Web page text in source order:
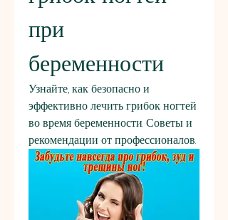
при
беременности
Узнайте, как безопасно и
эффективно лечить грибок ногтей
во время беременности. Советы и
рекомендации от профессионалов.